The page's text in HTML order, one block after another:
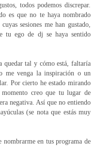
todos podemos discrepar.
es que no te haya nombrado
sesiones me han gustado,
tu ego de dj se haya sentido
quedar tal y cómo está, faltaría
me venga la inspiración o un
Por cierto he estado mirando
creo que tu lugar de
negativa. Así que no entiendo
(se nota que estás muy
nombrarme en tus programa de